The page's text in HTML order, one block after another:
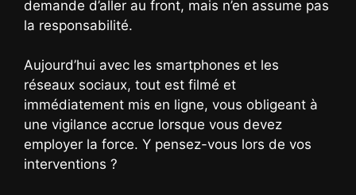
demande d’aller au front, mais n’en assume pas
la responsabilité.
Aujourd’hui avec les smartphones et les
réseaux sociaux, tout est filmé et
immédiatement mis en ligne, vous obligeant à
une vigilance accrue lorsque vous devez
employer la force. Y pensez-vous lors de vos
interventions ?